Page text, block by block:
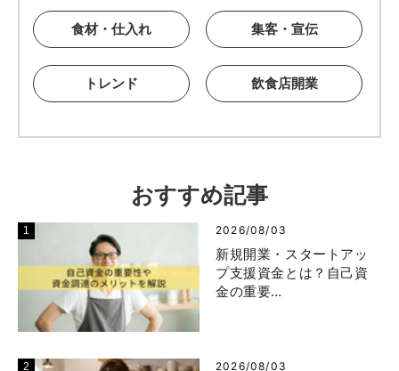
食材・仕入れ 集客・宣伝
トレンド 飲食店開業
おすすめ記事
2026/08/03
新規開業・スタートアッ
プ支援資金とは？自己資
金の重要…
2026/08/03